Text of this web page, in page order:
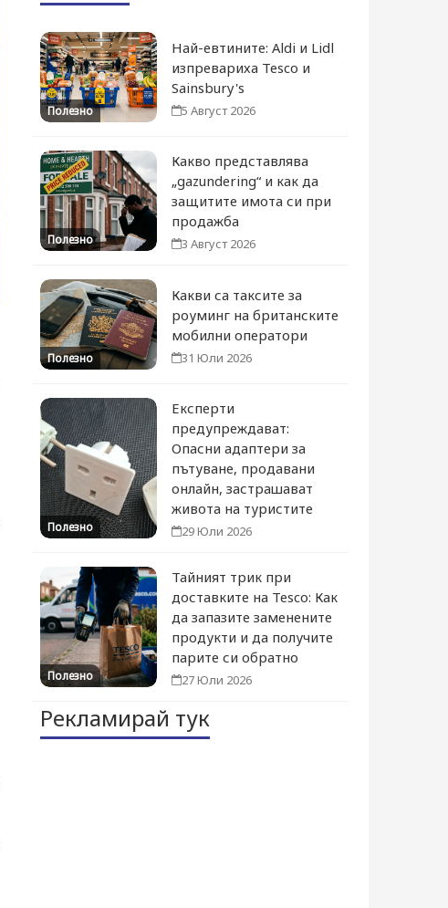
Полезно
Най-евтините: Aldi и Lidl
изпревариха Tesco и
Sainsbury's
5 Август 2026
Полезно
Какво представлява
„gazundering“ и как да
защитите имота си при
продажба
3 Август 2026
Полезно
Какви са таксите за
роуминг на британските
мобилни оператори
31 Юли 2026
Полезно
Експерти
предупреждават:
Опасни адаптери за
пътуване, продавани
онлайн, застрашават
живота на туристите
29 Юли 2026
Полезно
Тайният трик при
доставките на Tesco: Как
да запазите заменените
продукти и да получите
парите си обратно
27 Юли 2026
Рекламирай тук